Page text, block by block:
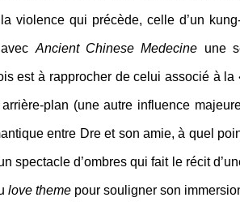
violence qui précède, celle d’un
Ancient Chinese Medecine une
est à rapprocher de celui associé à
plan (une autre influence
entre Dre et son amie, à quel
spectacle d’ombres qui fait le récit
love theme pour souligner son